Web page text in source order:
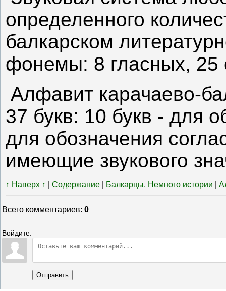
определенного
балкарском
фонемы: 8 гласных, 25
Алфавит карачаево-
37 букв: 10 букв - для
для обозначения
имеющие звукового
↑ Наверх ↑ Содержание Балкарцы. Немного истории
Всего комментариев: 0
Войдите:
Отправить